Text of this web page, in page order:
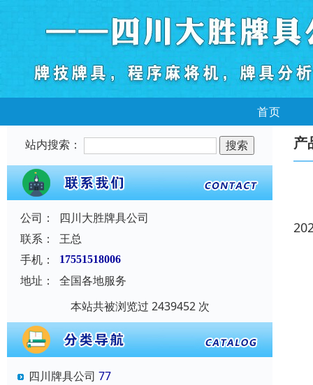
首页
站内搜索：
公司：
四川大胜牌具公司
联系：
王总
手机：
17551518006
地址：
全国各地服务
本站共被浏览过 2439452 次
四川牌具公司 77
产